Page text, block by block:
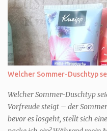
Welcher Sommer-Duschtyp
Welcher Sommer-Duschtyp
Vorfreude steigt – der
bevor es losgeht, stellt sich